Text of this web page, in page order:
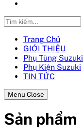
Trang Chủ
GIỚI THIỆU
Phụ Tùng Suzuki
Phụ Kiện Suzuki
TIN TỨC
Menu Close
Sản phẩm